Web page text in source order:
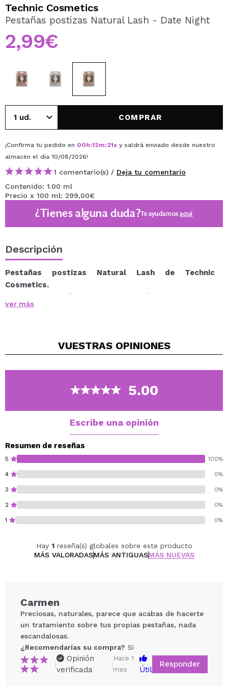
Al crear una cuenta en Maquillalia.com podrás realizar
tus compras rápidamente, revisar el estado de tus
pedidos y consultar tus operaciones anteriores.
CREAR CUENTA
Technic Cosmetics
Pestañas postizas Natural Lash - Date Night
2,99€
COMPRAR
¡Confirma tu pedido en 00h:12m:21s y saldrá enviado desde nuestro
almacén el día 10/08/2026!
1 comentario(s) / Deja tu comentario
Contenido: 1.00 ml
Precio x 100 ml: 299,00€
¿Tienes alguna duda?Te ayudamosaquí
Descripción
Pestañas postizas Natural Lash de Technic
Cosmetics.
Unas pestañas fáciles de aplicar y cómodas de llevar,
perfectas para un look natural o más llamativo.
ver más
VUESTRAS OPINIONES
5.00
Escribe una opinión
Resumen de reseñas
5 100%
4 0%
3 0%
2 0%
1 0%
Hay 1reseña(s) globales sobre este producto
MÁS VALORADASMÁS ANTIGUASMÁS NUEVAS
Carmen
Preciosas, naturales, parece que acabas de hacerte
un tratamiento sobre tus propias pestañas, nada
escandalosas.
¿Recomendarías su compra? Si
|
Opinión
verificada
|
Hace 1
mes
Útil
Responder